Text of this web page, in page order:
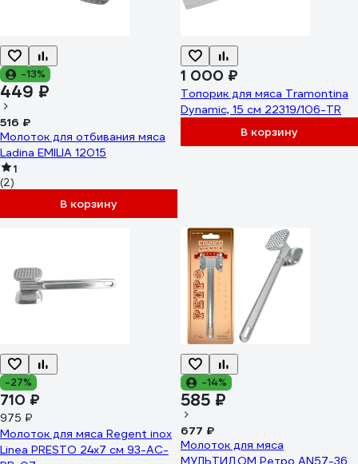
-13%
449 ₽
516 ₽
Молоток для отбивания мяса
Ladina EMILIA 12015
1
(2)
В корзину
1 000 ₽
Топорик для мяса Tramontina
Dynamic, 15 см 22319/106-TR
В корзину
-27%
710 ₽
975 ₽
Молоток для мяса Regent inox
Linea PRESTO 24x7 см 93-AC-
-14%
585 ₽
677 ₽
Молоток для мяса
МУЛЬТИДОМ Ретро AN57-36